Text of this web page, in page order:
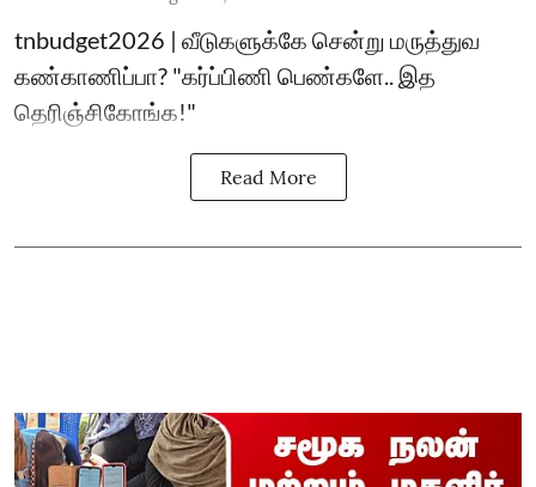
tnbudget2026 | வீடுகளுக்கே சென்று மருத்துவ
கண்காணிப்பா? "கர்ப்பிணி பெண்களே.. இத
தெரிஞ்சிகோங்க!"
Read More